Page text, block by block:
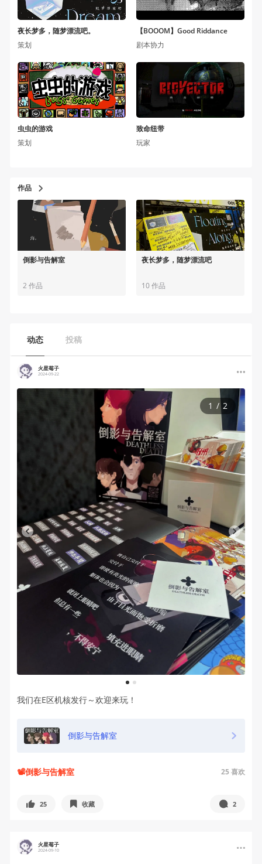
夜长梦多，随梦漂流吧。
策划
【BOOOM】Good Riddance
剧本协力
虫虫的游戏
策划
致命纽带
玩家
作品
倒影与告解室
2 作品
夜长梦多，随梦漂流吧
10 作品
动态 投稿
火星莓子
2024-09-22
1 2
1 / 2
我们在E区机核发行～欢迎来玩！
倒影与告解室
📽倒影与告解室 25 喜欢
25 收藏 2
火星莓子
2024-09-10